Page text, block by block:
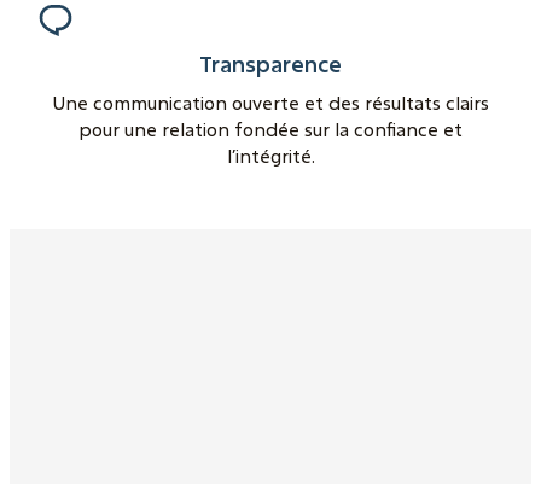
Transparence
Une communication ouverte et des résultats clairs
pour une relation fondée sur la confiance et
l’intégrité.